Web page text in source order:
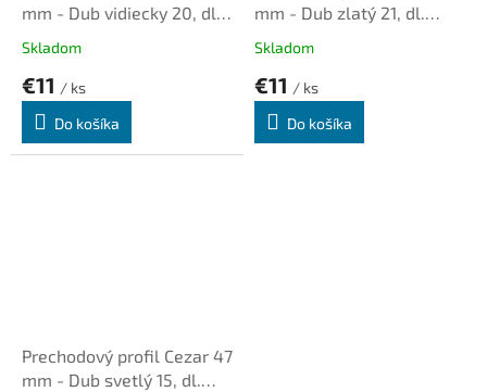
mm - Dub vidiecky 20, dl.
narážací oblý
Skladom
€11 / ks
Do košíka
mm - Dub zlatý 21, dl.
narážací oblý
Skladom
€11 / ks
Do košíka
Prechodový profil Cezar 47
mm - Dub svetlý 15, dl.